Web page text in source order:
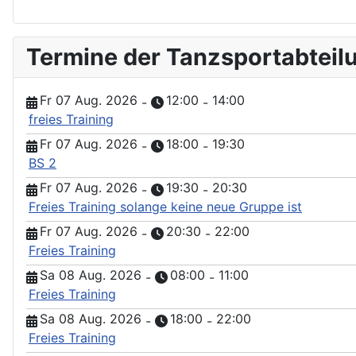
Termine der
Fr 07 Aug. 2026 - 12:00 - 14:00
freies Training
Fr 07 Aug. 2026 - 18:00 - 19:30
BS 2
Fr 07 Aug. 2026 - 19:30 - 20:30
Freies Training solange keine neue Gruppe ist
Fr 07 Aug. 2026 - 20:30 - 22:00
Freies Training
Sa 08 Aug. 2026 - 08:00 - 11:00
Freies Training
Sa 08 Aug. 2026 - 18:00 - 22:00
Freies Training